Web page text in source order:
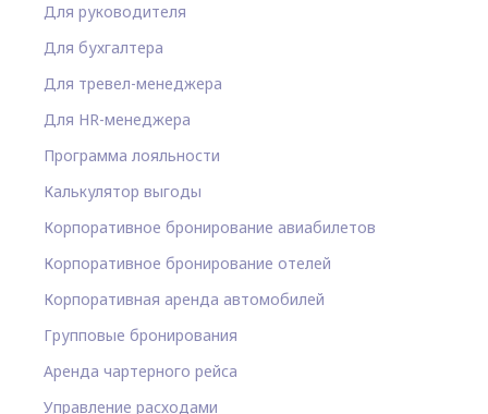
Для руководителя
Для бухгалтера
Для тревел-менеджера
Для HR-менеджера
Программа лояльности
Калькулятор выгоды
Корпоративное бронирование авиабилетов
Корпоративное бронирование отелей
Корпоративная аренда автомобилей
Групповые бронирования
Аренда чартерного рейса
Управление расходами